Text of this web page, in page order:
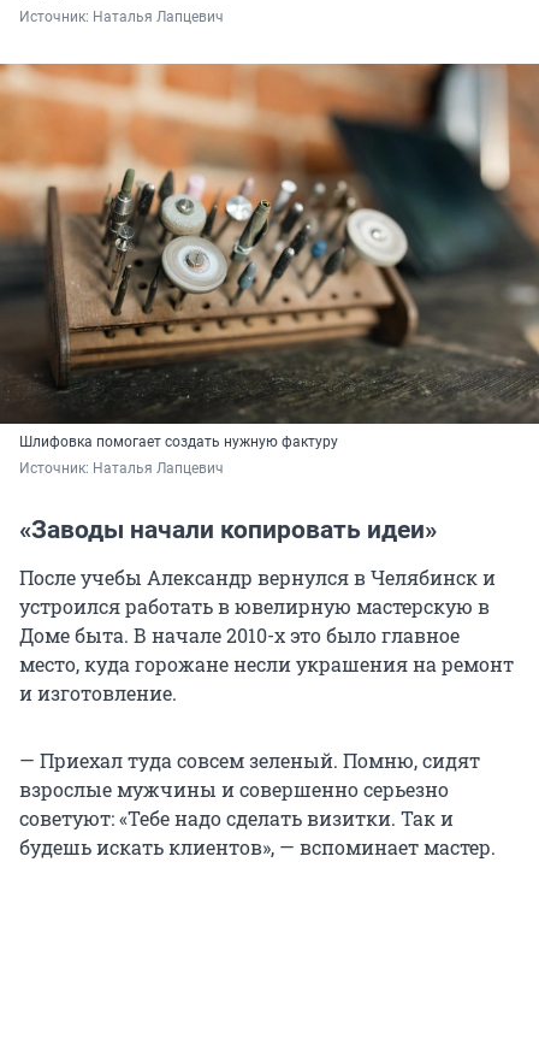
Источник: Наталья Лапцевич
Шлифовка помогает создать нужную фактуру
Источник: Наталья Лапцевич
«Заводы начали копировать идеи»
После учебы Александр вернулся в Челябинск и
устроился работать в ювелирную мастерскую в
Доме быта. В начале 2010-х это было главное
место, куда горожане несли украшения на ремонт
и изготовление.
— Приехал туда совсем зеленый. Помню, сидят
взрослые мужчины и совершенно серьезно
советуют: «Тебе надо сделать визитки. Так и
будешь искать клиентов», — вспоминает мастер.